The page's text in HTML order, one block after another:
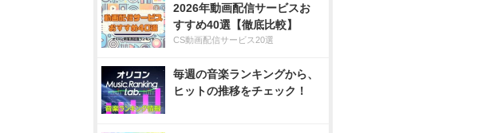
2026年動画配信サービスお
すすめ40選【徹底比較】
CS動画配信サービス20選
毎週の音楽ランキングから、
ヒットの推移をチェック！